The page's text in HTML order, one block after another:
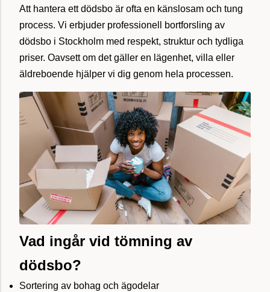
Att hantera ett dödsbo är ofta en känslosam och tung
process. Vi erbjuder professionell bortforsling av
dödsbo i Stockholm med respekt, struktur och tydliga
priser. Oavsett om det gäller en lägenhet, villa eller
äldreboende hjälper vi dig genom hela processen.
Vad ingår vid tömning av
dödsbo?
Sortering av bohag och ägodelar